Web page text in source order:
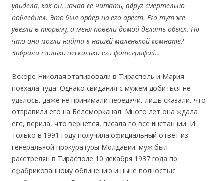
увидела, как он, начав ее читать, вдруг смертельно
побледнел. Это был ордер на его арест. Его тут же
увезли в тюрьму, а меня повели домой делать обыск. Но
что они могли найти в нашей маленькой комнате?
Забрали только несколько его фотографий…
Вскоре Николая этапировали в Тирасполь и Мария
поехала туда. Однако свидания с мужем добиться не
удалось, даже не принимали передачи, лишь сказали, что
отправили его на Беломорканал. Много лет она ждала
его, верила, что вернется, писала во все инстанции. И
только в 1991 году получила официальный ответ из
генеральной прокуратуры Молдавии: муж был
расстрелян в Тирасполе 10 декабря 1937 года по
сфабрикованному обвинению и ныне полностью